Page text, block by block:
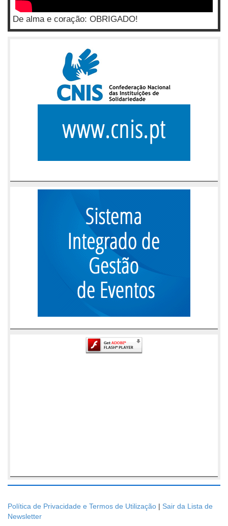
De alma e coração: OBRIGADO!
Política de Privacidade e Termos de Utilização | Sair da Lista de
Newsletter